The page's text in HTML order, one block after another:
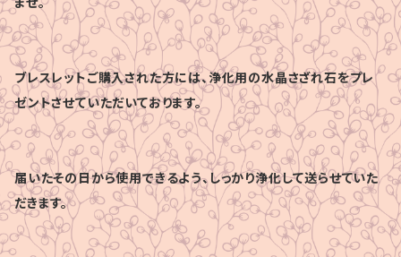
ブレスレットご購入された方には、浄化用の水晶さざれ石をプレ
ゼントさせていただいております。
届いたその日から使用できるよう、しっかり浄化して送らせていた
だきます。